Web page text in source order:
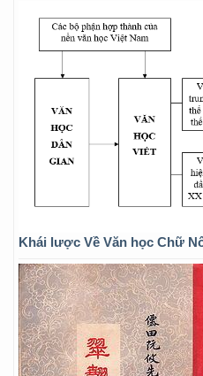
Khái lược Về Văn học Chữ